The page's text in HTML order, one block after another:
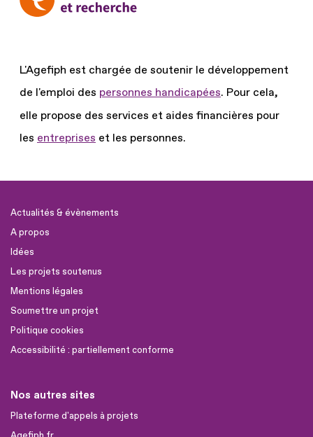
L'Agefiph est chargée de soutenir le développement
de l'emploi des personnes handicapées. Pour cela,
elle propose des services et aides financières pour
les entreprises et les personnes.
Actualités & évènements
A propos
Idées
Les projets soutenus
Mentions légales
Soumettre un projet
Politique cookies
Accessibilité : partiellement conforme
Nos autres sites
Plateforme d'appels à projets